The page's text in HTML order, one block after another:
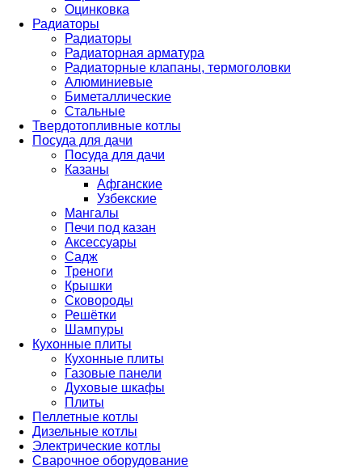
Оцинковка
Радиаторы
Радиаторы
Радиаторная арматура
Радиаторные клапаны, термоголовки
Алюминиевые
Биметаллические
Стальные
Твердотопливные котлы
Посуда для дачи
Посуда для дачи
Казаны
Афганские
Узбекские
Мангалы
Печи под казан
Аксессуары
Садж
Треноги
Крышки
Сковороды
Решётки
Шампуры
Кухонные плиты
Кухонные плиты
Газовые панели
Духовые шкафы
Плиты
Пеллетные котлы
Дизельные котлы
Электрические котлы
Сварочное оборудование